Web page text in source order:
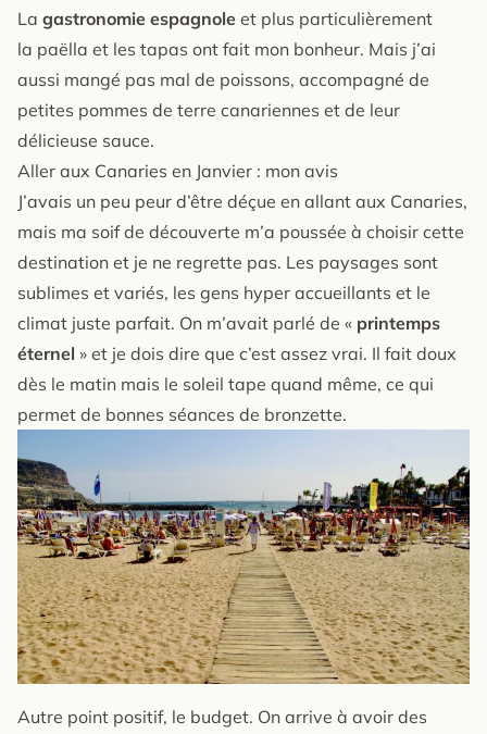
La gastronomie espagnole et plus particulièrement
la paëlla et les tapas ont fait mon bonheur. Mais j’ai
aussi mangé pas mal de poissons, accompagné de
petites pommes de terre canariennes et de leur
délicieuse sauce.
Aller aux Canaries en Janvier : mon avis
J’avais un peu peur d’être déçue en allant aux Canaries,
mais ma soif de découverte m’a poussée à choisir cette
destination et je ne regrette pas. Les paysages sont
sublimes et variés, les gens hyper accueillants et le
climat juste parfait. On m’avait parlé de « printemps
éternel » et je dois dire que c’est assez vrai. Il fait doux
dès le matin mais le soleil tape quand même, ce qui
permet de bonnes séances de bronzette.
Autre point positif, le budget. On arrive à avoir des